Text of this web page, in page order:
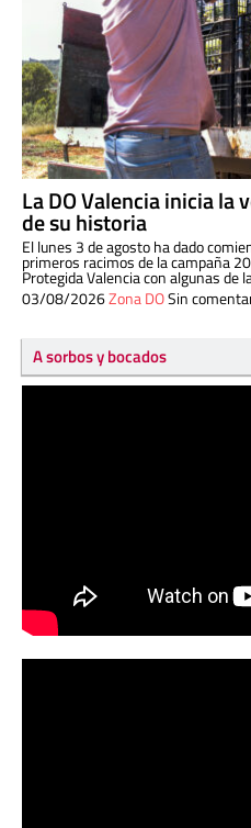
La DO Valencia inicia
de su historia
El lunes 3 de agosto ha dado
primeros racimos de la campaña
Protegida Valencia con algunas
03/08/2026Zona DOSin
A sorbos y bocados